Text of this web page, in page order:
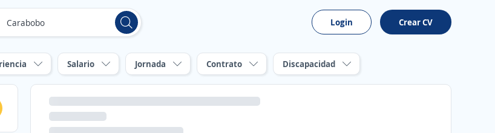
Login Crear CV
Salario Jornada Contrato Discapacidad